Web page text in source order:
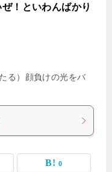
！といわんばかり
る）顔負けの光をバ
0